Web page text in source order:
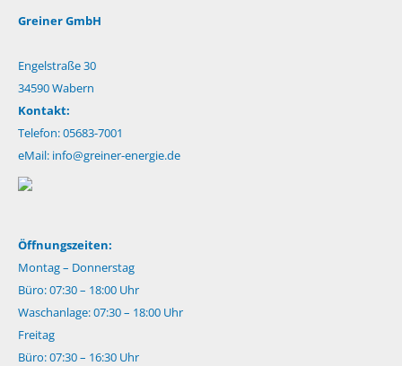
Greiner GmbH
Engelstraße 30
34590 Wabern
Kontakt:
Telefon: 05683-7001
eMail: info@greiner-energie.de
Öffnungszeiten:
Montag – Donnerstag
Büro: 07:30 – 18:00 Uhr
Waschanlage: 07:30 – 18:00 Uhr
Freitag
Büro: 07:30 – 16:30 Uhr